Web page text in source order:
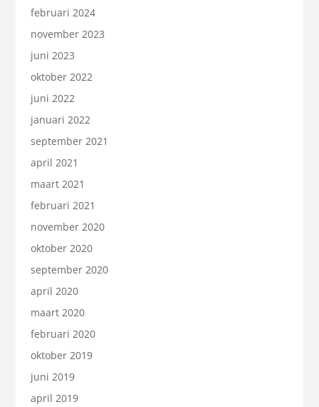
februari 2024
november 2023
juni 2023
oktober 2022
juni 2022
januari 2022
september 2021
april 2021
maart 2021
februari 2021
november 2020
oktober 2020
september 2020
april 2020
maart 2020
februari 2020
oktober 2019
juni 2019
april 2019